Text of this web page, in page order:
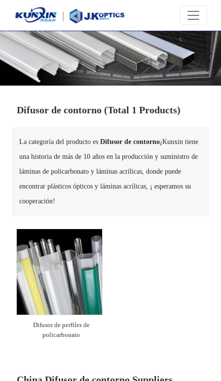
Difusor de contorno (Total 1 Products)
La categoría del producto es Difusor de contorno¡Kunxin tiene
una historia de más de 10 años en la producción y suministro de
láminas de policarbonato y láminas acrílicas, donde puede
encontrar plásticos ópticos y láminas acrílicas, ¡ esperamos su
cooperación!
Difusor de perfiles de
policarbonato